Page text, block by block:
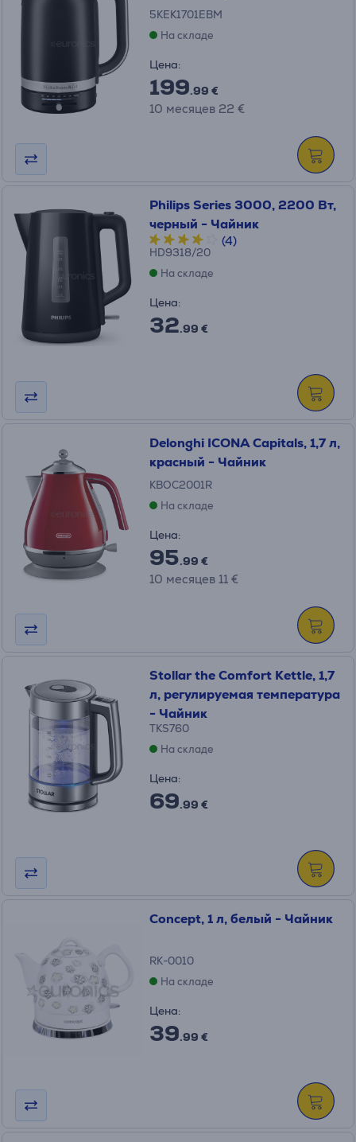
5KEK1701EBM
На складе
Цена:
199.99 €
10 месяцев 22 €
Philips Series 3000, 2200 Вт,
черный - Чайник
(4)
HD9318/20
На складе
Цена:
32.99 €
Delonghi ICONA Capitals, 1,7 л,
красный - Чайник
KBOC2001R
На складе
Цена:
95.99 €
10 месяцев 11 €
Stollar the Comfort Kettle, 1,7
л, регулируемая температура
- Чайник
TKS760
На складе
Цена:
69.99 €
Concept, 1 л, белый - Чайник
RK-0010
На складе
Цена:
39.99 €